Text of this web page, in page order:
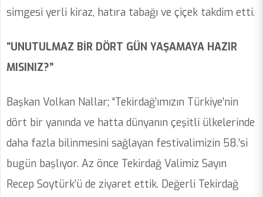
simgesi yerli kiraz, hatıra tabağı ve çiçek takdim etti.
“UNUTULMAZ BİR DÖRT GÜN YAŞAMAYA HAZIR
MISINIZ?”
Başkan Volkan Nallar; “Tekirdağ’ımızın Türkiye’nin
dört bir yanında ve hatta dünyanın çeşitli ülkelerinde
daha fazla bilinmesini sağlayan festivalimizin 58.’si
bugün başlıyor. Az önce Tekirdağ Valimiz Sayın
Recep Soytürk’ü de ziyaret ettik. Değerli Tekirdağ